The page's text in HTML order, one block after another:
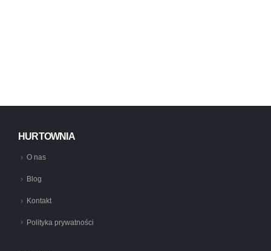
HURTOWNIA
O nas
Blog
Kontakt
Polityka prywatności